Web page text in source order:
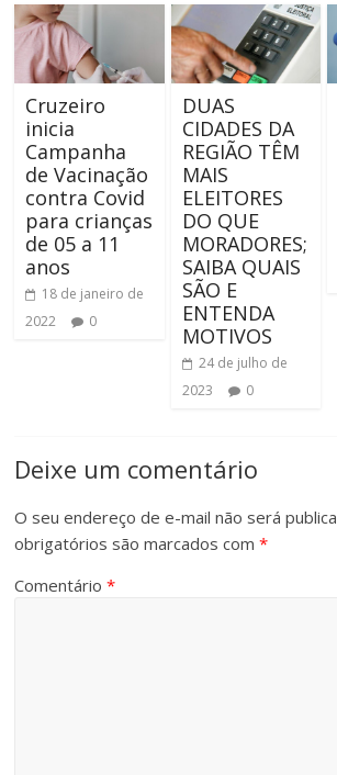
Cruzeiro
inicia
Campanha
de Vacinação
contra Covid
para crianças
de 05 a 11
anos
18 de janeiro de
2022
0
DUAS
CIDADES DA
REGIÃO TÊM
MAIS
ELEITORES
DO QUE
MORADORES;
SAIBA QUAIS
SÃO E
ENTENDA
MOTIVOS
24 de julho de
2023
0
Deixe um comentário
O seu endereço de e-mail não será
obrigatórios são marcados com*
Comentário*